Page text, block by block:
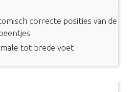
correcte posities van de
tot brede voet